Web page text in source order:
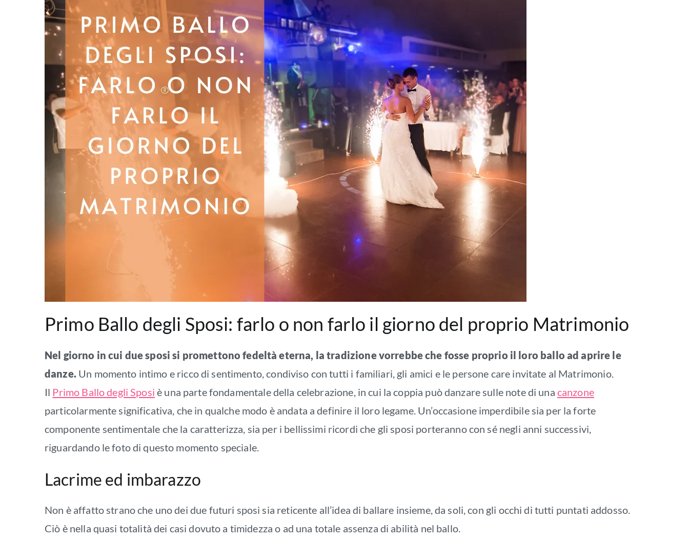
Primo Ballo degli Sposi: farlo o non farlo il giorno del proprio Matrimonio
Nel giorno in cui due sposi si promettono fedeltà eterna, la tradizione vorrebbe che fosse proprio il loro ballo ad aprire le
danze. Un momento intimo e ricco di sentimento, condiviso con tutti i familiari, gli amici e le persone care invitate al Matrimonio.
Il Primo Ballo degli Sposi è una parte fondamentale della celebrazione, in cui la coppia può danzare sulle note di una canzone
particolarmente significativa, che in qualche modo è andata a definire il loro legame. Un’occasione imperdibile sia per la forte
componente sentimentale che la caratterizza, sia per i bellissimi ricordi che gli sposi porteranno con sé negli anni successivi,
riguardando le foto di questo momento speciale.
Lacrime ed imbarazzo
Non è affatto strano che uno dei due futuri sposi sia reticente all’idea di ballare insieme, da soli, con gli occhi di tutti puntati addosso.
Ciò è nella quasi totalità dei casi dovuto a timidezza o ad una totale assenza di abilità nel ballo.